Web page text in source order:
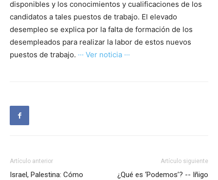
disponibles y los conocimientos y cualificaciones de los
candidatos a tales puestos de trabajo. El elevado
desempleo se explica por la falta de formación de los
desempleados para realizar la labor de estos nuevos
puestos de trabajo. ··· Ver noticia ···
Artículo anterior
Israel, Palestina: Cómo
Artículo siguiente
¿Qué es ‘Podemos’? -- Iñigo